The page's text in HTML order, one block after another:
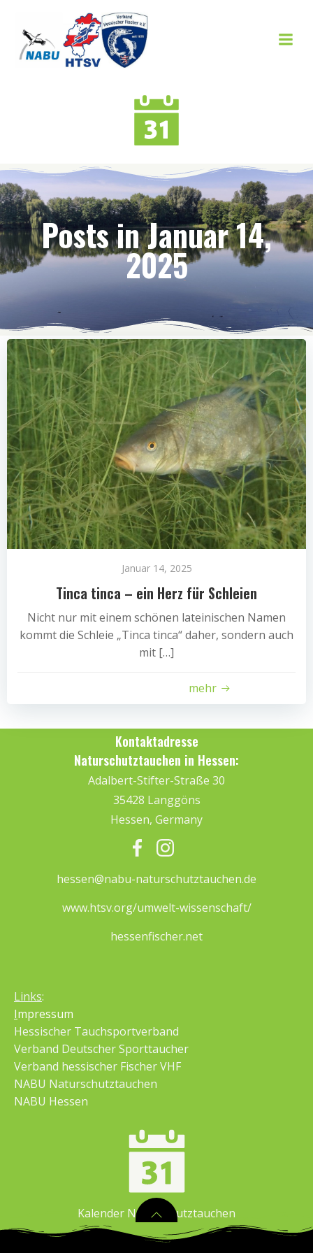
Posts in Januar 14,
2025
Januar 14, 2025
Tinca tinca – ein Herz für Schleien
Nicht nur mit einem schönen lateinischen Namen
kommt die Schleie „Tinca tinca“ daher, sondern auch
mit […]
mehr
Kontaktadresse
Naturschutztauchen in Hessen:
Adalbert-Stifter-Straße 30
35428 Langgöns
Hessen, Germany
hessen@nabu-naturschutztauchen.de
www.htsv.org/umwelt-wissenschaft/
hessenfischer.net
Links:
Impressum
Hessischer Tauchsportverband
Verband Deutscher Sporttaucher
Verband hessischer Fischer VHF
NABU Naturschutztauchen
NABU Hessen
Kalender Naturschutztauchen